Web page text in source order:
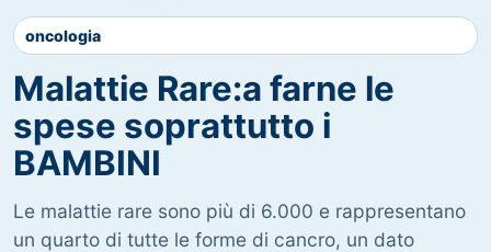
oncologia
Malattie Rare:a farne le
spese soprattutto i
BAMBINI
Le malattie rare sono più di 6.000 e rappresentano
un quarto di tutte le forme di cancro, un dato